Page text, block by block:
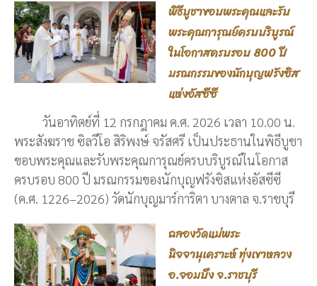
พิธีบูชาขอบพระคุณและรับ
พระคุณการุณย์ครบบริบูรณ์
ในโอกาสครบรอบ 800 ปี
มรณกรรมของนักบุญฟรังซิส
แห่งอัสซีซี
วันอาทิตย์ที่ 12 กรกฎาคม ค.ศ. 2026 เวลา 10.00 น.
พระสังฆราช ซิลวีโอ สิริพงษ์ จรัสศรี เป็นประธานในพิธีบูชา
ขอบพระคุณและรับพระคุณการุณย์ครบบริบูรณ์ในโอกาส
ครบรอบ 800 ปี มรณกรรมของนักบุญฟรังซิสแห่งอัสซีซี
(ค.ศ. 1226–2026) วัดนักบุญมาร์การิตา บางตาล จ.ราชบุรี
ฉลองวัดแม่พระ
นิจจานุเคราะห์ ทุ่งเขาหลวง
อ.จอมบึง จ.ราชบุรี